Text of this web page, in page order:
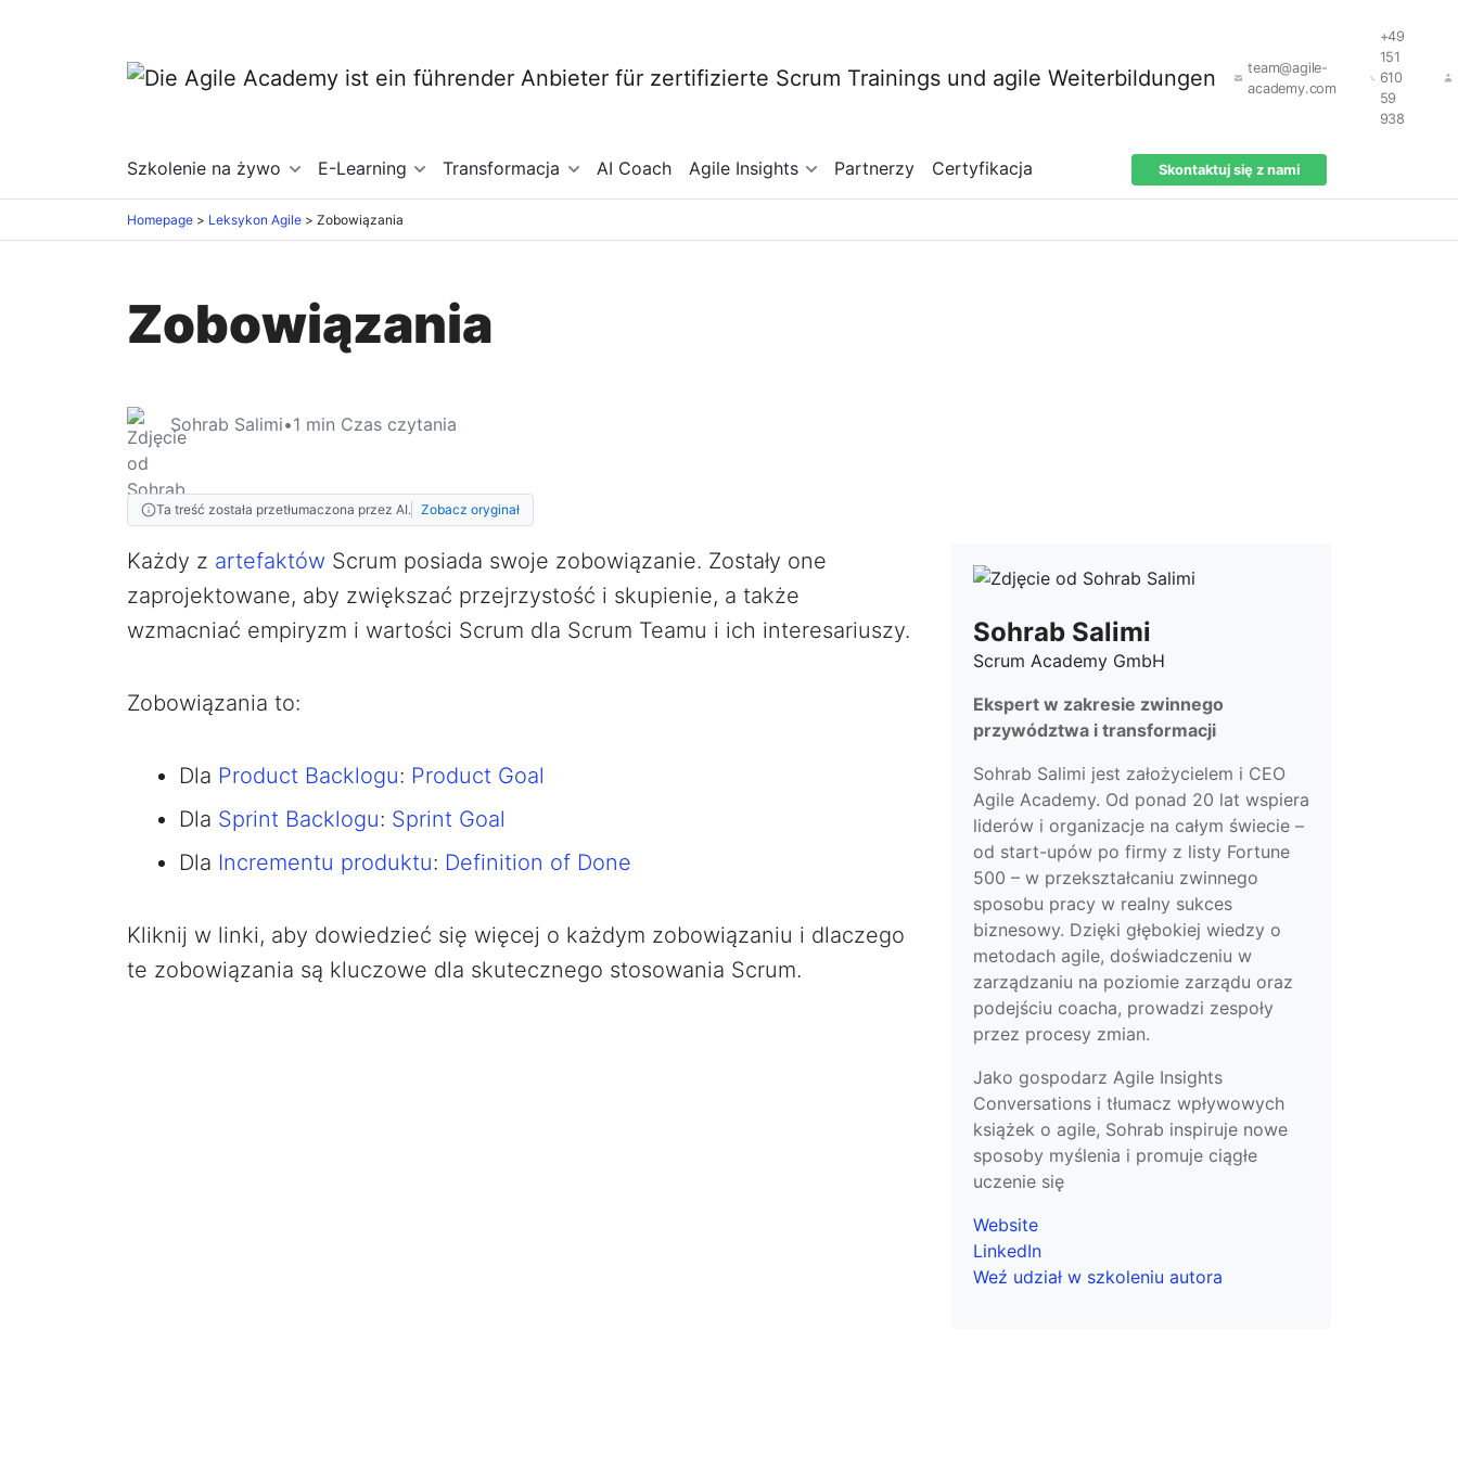
team@agile-
academy.com
+49
151
610
59
938
Szkolenie na żywo E-Learning Transformacja AI Coach Agile Insights Partnerzy Certyfikacja Skontaktuj się z nami
Homepage Leksykon Agile Zobowiązania
Zobowiązania
Sohrab Salimi•1 min Czas czytania
Ta treść została przetłumaczona przez AI. Zobacz oryginał
Każdy z artefaktów Scrum posiada swoje zobowiązanie. Zostały one
zaprojektowane, aby zwiększać przejrzystość i skupienie, a także
wzmacniać empiryzm i wartości Scrum dla Scrum Teamu i ich interesariuszy.
Zobowiązania to:
Dla Product Backlogu: Product Goal
Dla Sprint Backlogu: Sprint Goal
Dla Incrementu produktu: Definition of Done
Kliknij w linki, aby dowiedzieć się więcej o każdym zobowiązaniu i dlaczego
te zobowiązania są kluczowe dla skutecznego stosowania Scrum.
Sohrab Salimi
Scrum Academy GmbH
Ekspert w zakresie zwinnego
przywództwa i transformacji
Sohrab Salimi jest założycielem i CEO
Agile Academy. Od ponad 20 lat wspiera
liderów i organizacje na całym świecie –
od start-upów po firmy z listy Fortune
500 – w przekształcaniu zwinnego
sposobu pracy w realny sukces
biznesowy. Dzięki głębokiej wiedzy o
metodach agile, doświadczeniu w
zarządzaniu na poziomie zarządu oraz
podejściu coacha, prowadzi zespoły
przez procesy zmian.
Jako gospodarz Agile Insights
Conversations i tłumacz wpływowych
książek o agile, Sohrab inspiruje nowe
sposoby myślenia i promuje ciągłe
uczenie się
Website
LinkedIn
Weź udział w szkoleniu autora